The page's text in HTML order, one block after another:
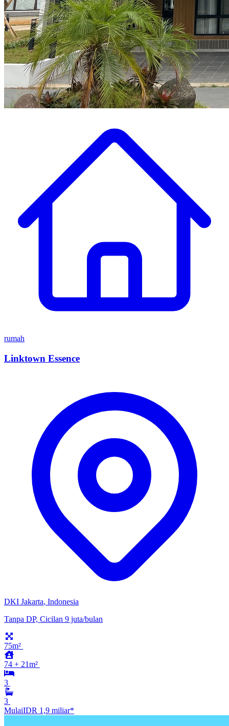
rumah
Linktown Essence
DKI Jakarta, Indonesia
Tanpa DP, Cicilan 9 juta/bulan
75m²
74 + 21m²
3
3
MulaiIDR 1,9 miliar*